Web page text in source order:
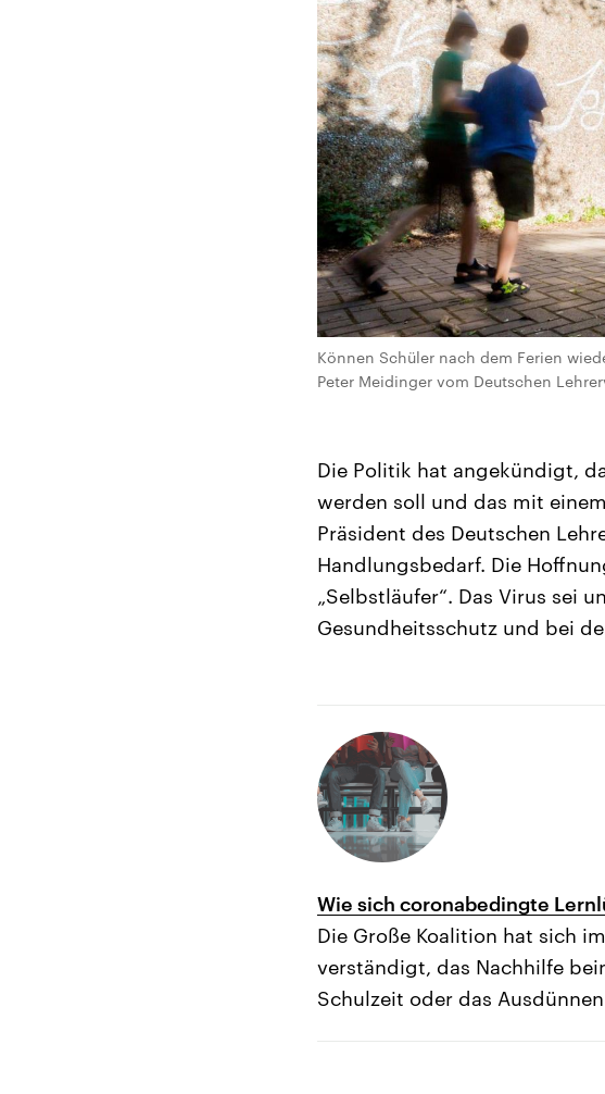
Können Schüler nach dem Ferien
Peter Meidinger vom Deutschen
Die Politik hat angekündigt,
werden soll und das mit
Präsident des Deutschen
Handlungsbedarf. Die
„Selbstläufer“. Das Virus sei
Gesundheitsschutz und bei
Wie sich coronabedingte
Die Große Koalition hat sich
verständigt, das Nachhilfe
Schulzeit oder das